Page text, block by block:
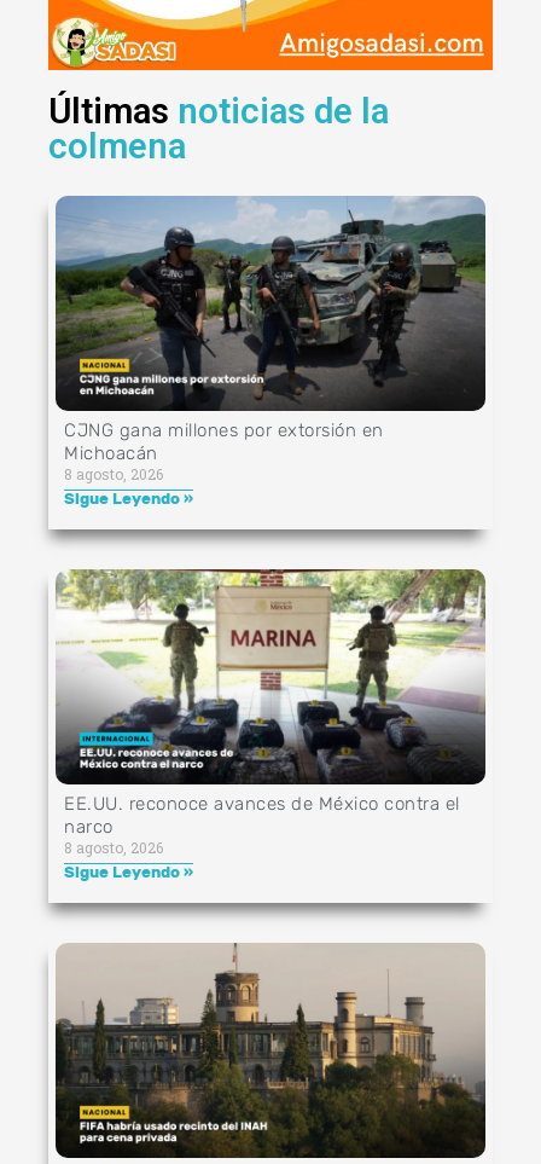
Últimas noticias de la
colmena
CJNG gana millones por extorsión en
Michoacán
8 agosto, 2026
Sigue Leyendo »
EE.UU. reconoce avances de México contra el
narco
8 agosto, 2026
Sigue Leyendo »